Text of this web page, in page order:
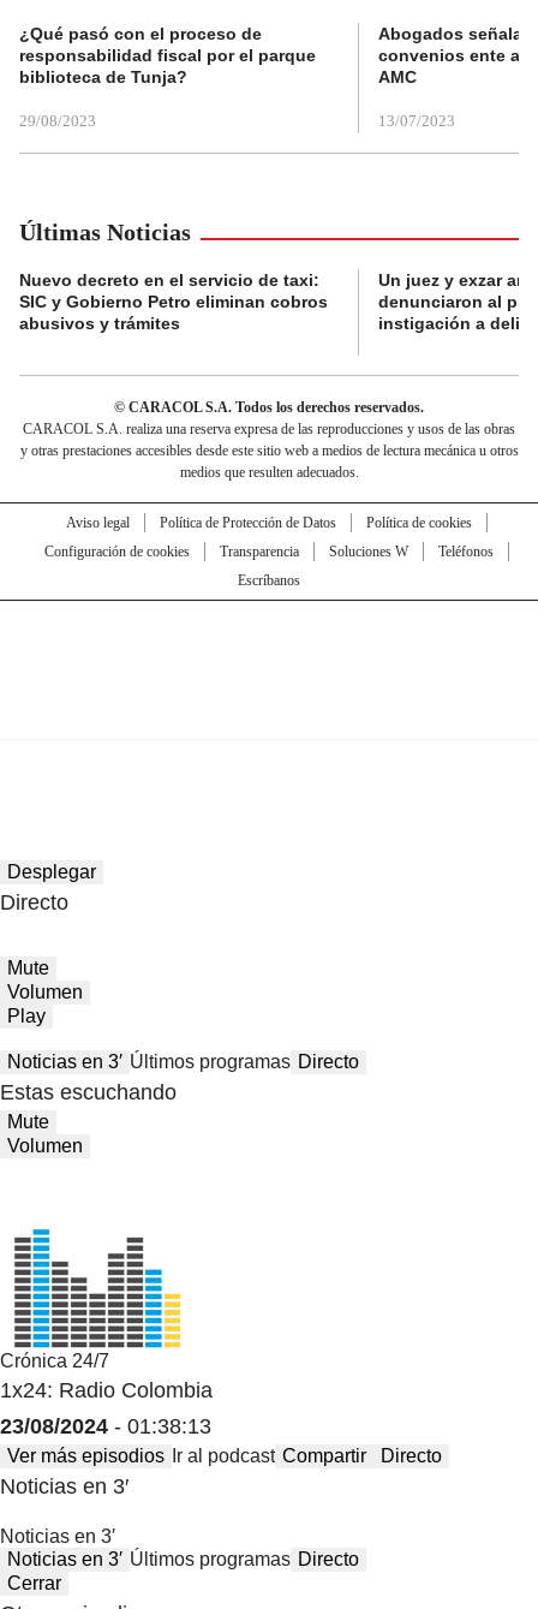
¿Qué pasó con el proceso de
responsabilidad fiscal por el parque
biblioteca de Tunja?
29/08/2023
Abogados
convenios ente
AMC
13/07/2023
Últimas Noticias
Nuevo decreto en el servicio de taxi:
SIC y Gobierno Petro eliminan cobros
abusivos y trámites
Un juez y exzar
denunciaron al
instigación a
© CARACOL S.A. Todos los derechos reservados.
CARACOL S.A. realiza una reserva expresa de las reproducciones y usos de las obras
y otras prestaciones accesibles desde este sitio web a medios de lectura mecánica u otros
medios que resulten adecuados.
Aviso legal Política de Protección de Datos
Política de cookies
Configuración de cookies
Transparencia Soluciones W
Teléfonos
Escríbanos
Desplegar
Directo
Mute
Volumen
Play
Noticias en 3′ Últimos programas Directo
Estas escuchando
Mute
Volumen
Crónica 24/7
1x24: Radio Colombia
23/08/2024 - 01:38:13
Ver más episodios Ir al podcast Compartir Directo
Noticias en 3′
Noticias en 3′
Noticias en 3′ Últimos programas Directo
Cerrar